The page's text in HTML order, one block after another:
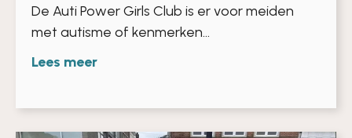
De Auti Power Girls Club is er voor meiden
met autisme of kenmerken...
Lees meer